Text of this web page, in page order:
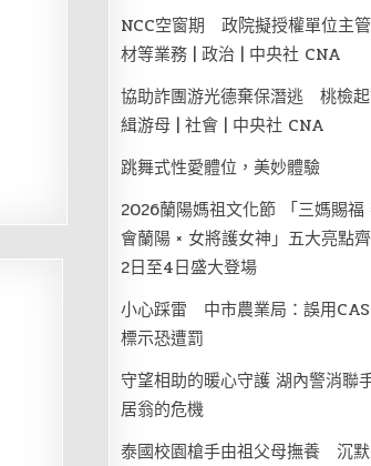
NCC空窗期 政院擬授權單位主
材等業務 | 政治 | 中央社 CNA
協助詐團游光德棄保潛逃 桃檢
緝游母 | 社會 | 中央社 CNA
跳舞式性愛體位，美妙體驗
2026蘭陽媽祖文化節 「三媽賜福
會蘭陽 × 女將護女神」五大亮點
2日至4日盛大登場
小心踩雷 中市農業局：誤用
標示恐遭罰
守望相助的暖心守護 湖內警消聯
居翁的危機
泰國校園槍手由祖父母撫養 沉